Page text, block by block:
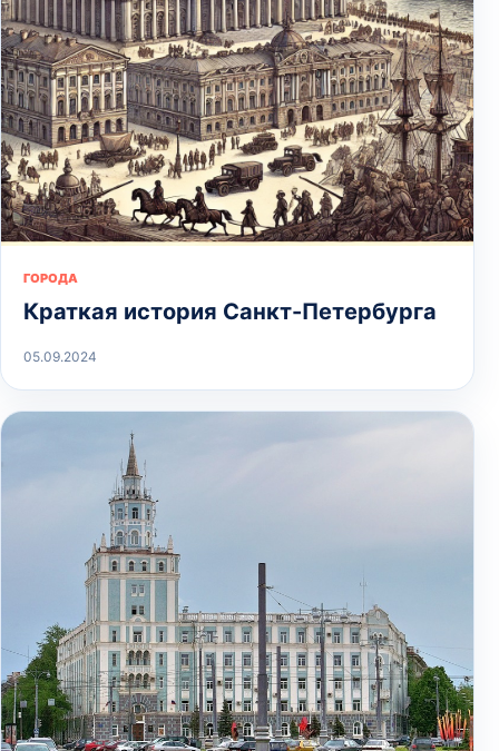
ГОРОДА
Краткая история Санкт-Петербурга
05.09.2024